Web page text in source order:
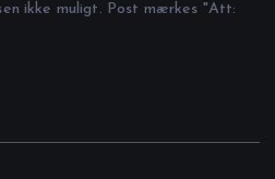
ikke muligt. Post mærkes "Att: